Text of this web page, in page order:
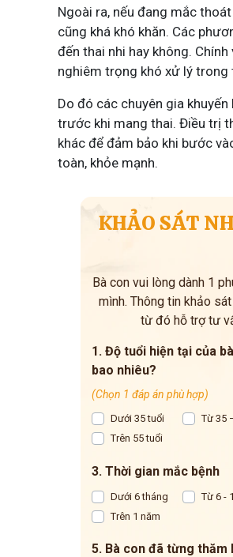
Ngoài ra, nếu đang mắc
cũng khá khó khăn. Các
đến thai nhi hay không.
nghiêm trọng khó xử lý trong
Do đó các chuyên gia
trước khi mang thai. Điều trị
khác để đảm bảo khi bước
toàn, khỏe mạnh.
KHẢO SÁT
Bà con vui lòng dành 1
mình. Thông tin khảo
từ đó hỗ trợ tư
1. Độ tuổi hiện tại của
bao nhiêu?
(Chọn 1 đáp án phù hợp)
Dưới 35 tuổi
Từ 35
Trên 55 tuổi
3. Thời gian mắc bệnh
Dưới 6 tháng
Từ 6 -
Trên 1 năm
5. Bà con đã từng thăm